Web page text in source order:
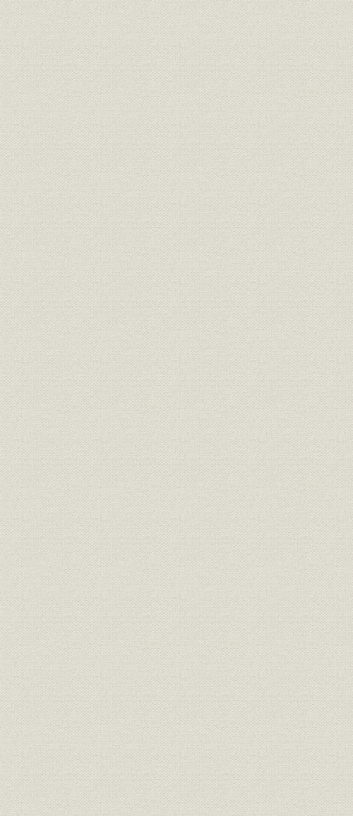
金石分離の指令
企業再建整備計画の提出
別子鉱業の発足と佐々連鉱業の統合
昭和天皇の新居浜巡幸
本社ビルの新築と商号変更
第2節 朝鮮動乱特需と復興
第3節 国内鉱山の拡充と買収
既存国内鉱山の探鉱と拡充
別子鉱山の下部開発
鴻之舞鉱山の富鉱帯発見
佐々連鉱山と余市鉱山の復興
新規有望鉱山の買収
第4節 銅製錬法の技術開発とニッケル事業の拡充
1 銅
精鉱直投吹製錬法の開発
2 ニッケル
ニッケル事業の沿革
戦後の再開
販売不振の打開と景気回復に伴う増産
フェロニッケル事業への進出
3 鉛
第5節 研究開発と新規事業への進出
東京研究所の新設
金属加工分野への進出
潤滑剤事業への進出